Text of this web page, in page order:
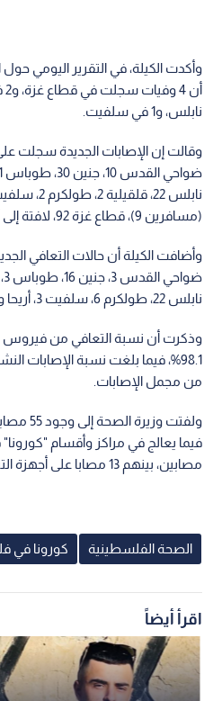
وأكدت الكيلة، في التقرير اليومي
نابلس، و1 في سلفيت.
(مسافرين 9)، قطاع غزة 92، لافتة إلى أنه تم إجراء 4979 فحصا.
نابلس 22، طولكرم 6، سلفيت 3، أريحا والأغوار 2، قطاع غزة 92.
وذكرت أن نسبة التعافي من
من مجمل الإصابات.
ولفتت
مصابين، بينهم 13 مصابا على أجهزة التنفس الاصطناعي.
الصحة الفلسطينية كورونا في
اقرأ أيضاً